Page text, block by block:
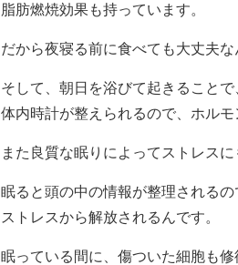
脂肪燃焼効果も持っています。
だから夜寝る前に食べても大丈夫な
そして、朝日を浴びて起きることで
体内時計が整えられるので、ホルモ
また良質な眠りによってストレスに
眠ると頭の中の情報が整理されるの
ストレスから解放されるんです。
眠っている間に、傷ついた細胞も修